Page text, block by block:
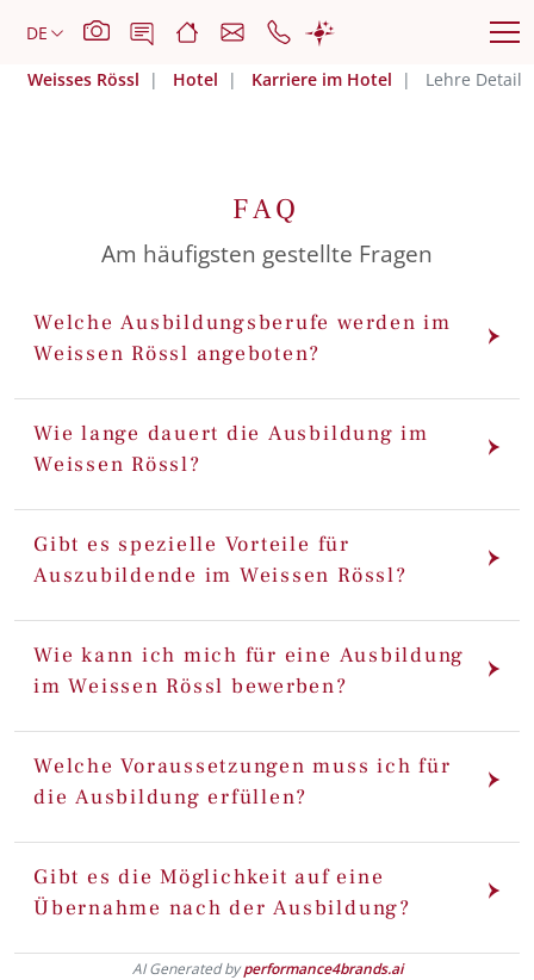
Weisses Rössl Hotel Karriere im Hotel Lehre Detail
FAQ
Am häufigsten gestellte Fragen
Welche Ausbildungsberufe werden im
Weissen Rössl angeboten?
Wie lange dauert die Ausbildung im
Weissen Rössl?
Gibt es spezielle Vorteile für
Auszubildende im Weissen Rössl?
Wie kann ich mich für eine Ausbildung
im Weissen Rössl bewerben?
Welche Voraussetzungen muss ich für
die Ausbildung erfüllen?
Gibt es die Möglichkeit auf eine
Übernahme nach der Ausbildung?
AI Generated byperformance4brands.ai